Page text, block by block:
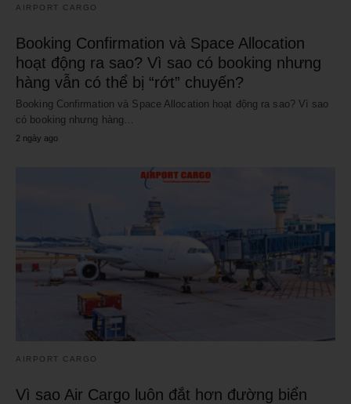
AIRPORT CARGO
Booking Confirmation và Space Allocation
hoạt động ra sao? Vì sao có booking nhưng
hàng vẫn có thể bị “rớt” chuyến?
Booking Confirmation và Space Allocation hoạt động ra sao? Vì sao
có booking nhưng hàng…
2 ngày ago
AIRPORT CARGO
Vì sao Air Cargo luôn đắt hơn đường biển